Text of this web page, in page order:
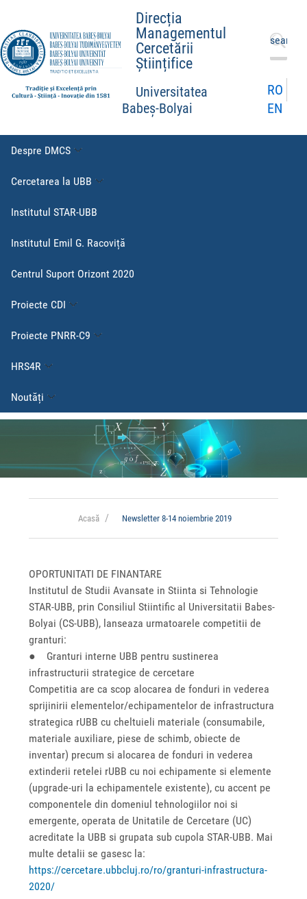
Direcția
Managementul
Cercetării
Științifice
Universitatea
Babeș-Bolyai
Caută
după:
RO
EN
Despre DMCS
Cercetarea la UBB
Institutul STAR-UBB
Institutul Emil G. Racoviță
Centrul Suport Orizont 2020
Proiecte CDI
Proiecte PNRR-C9
HRS4R
Noutăți
Acasă Newsletter 8-14 noiembrie 2019
OPORTUNITATI DE FINANTARE
Institutul de Studii Avansate in Stiinta si Tehnologie
STAR-UBB, prin Consiliul Stiintific al Universitatii Babes-
Bolyai (CS-UBB), lanseaza urmatoarele competitii de
granturi:
● Granturi interne UBB pentru sustinerea
infrastructurii strategice de cercetare
Competitia are ca scop alocarea de fonduri in vederea
sprijinirii elementelor/echipamentelor de infrastructura
strategica rUBB cu cheltuieli materiale (consumabile,
materiale auxiliare, piese de schimb, obiecte de
inventar) precum si alocarea de fonduri in vederea
extinderii retelei rUBB cu noi echipamente si elemente
(upgrade-uri la echipamentele existente), cu accent pe
componentele din domeniul tehnologiilor noi si
emergente, operata de Unitatile de Cercetare (UC)
acreditate la UBB si grupata sub cupola STAR-UBB. Mai
multe detalii se gasesc la:
https://cercetare.ubbcluj.ro/ro/granturi-infrastructura-
2020/